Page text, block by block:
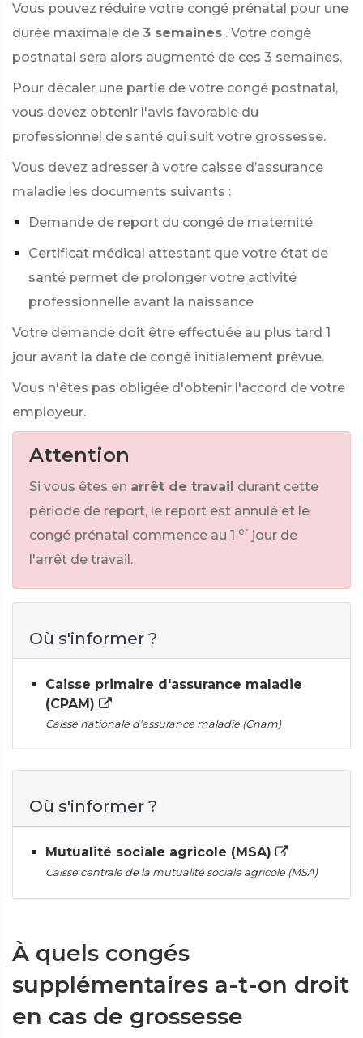
Vous pouvez réduire votre congé prénatal pour une
durée maximale de 3 semaines . Votre congé
postnatal sera alors augmenté de ces 3 semaines.
Pour décaler une partie de votre congé postnatal,
vous devez obtenir l'avis favorable du
professionnel de santé qui suit votre grossesse.
Vous devez adresser à votre caisse d’assurance
maladie les documents suivants :
Demande de report du congé de maternité
Certificat médical attestant que votre état de
santé permet de prolonger votre activité
professionnelle avant la naissance
Votre demande doit être effectuée au plus tard 1
jour avant la date de congé initialement prévue.
Vous n'êtes pas obligée d'obtenir l'accord de votre
employeur.
Attention
Si vous êtes en arrêt de travail durant cette
période de report, le report est annulé et le
congé prénatal commence au 1 er jour de
l'arrêt de travail.
Où s'informer ?
Caisse primaire d'assurance maladie
(CPAM)
Caisse nationale d'assurance maladie (Cnam)
Où s'informer ?
Mutualité sociale agricole (MSA)
Caisse centrale de la mutualité sociale agricole (MSA)
À quels congés
supplémentaires a-t-on droit
en cas de grossesse